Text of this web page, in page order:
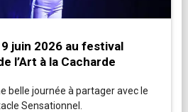
juin 2026 au festival
l’Art à la Cacharde
belle journée à partager avec le
Sensationnel.